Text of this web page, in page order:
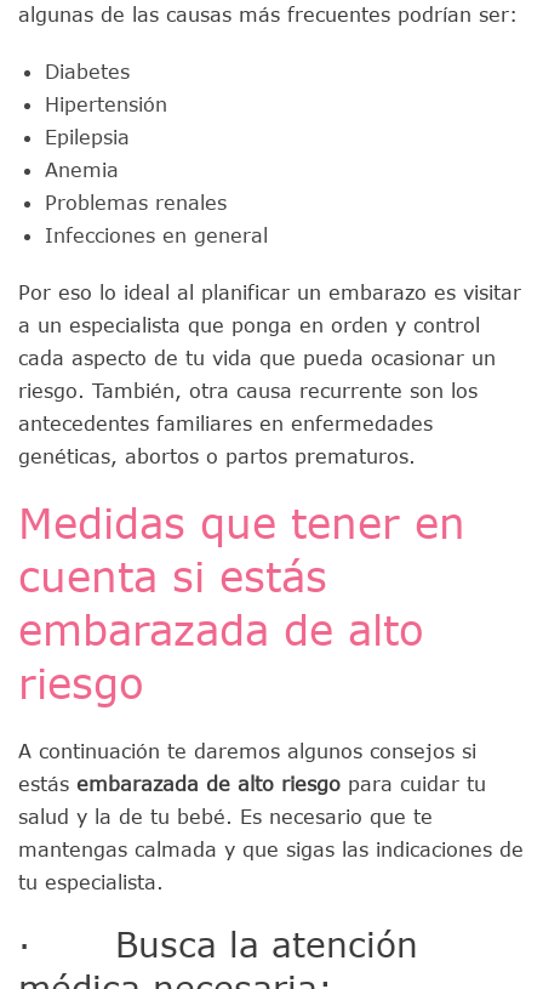
algunas de las causas más frecuentes podrían ser:
Diabetes
Hipertensión
Epilepsia
Anemia
Problemas renales
Infecciones en general
Por eso lo ideal al planificar un embarazo es visitar
a un especialista que ponga en orden y control
cada aspecto de tu vida que pueda ocasionar un
riesgo. También, otra causa recurrente son los
antecedentes familiares en enfermedades
genéticas, abortos o partos prematuros.
Medidas que tener en
cuenta si estás
embarazada de alto
riesgo
A continuación te daremos algunos consejos si
estás embarazada de alto riesgo para cuidar tu
salud y la de tu bebé. Es necesario que te
mantengas calmada y que sigas las indicaciones de
tu especialista.
· Busca la atención